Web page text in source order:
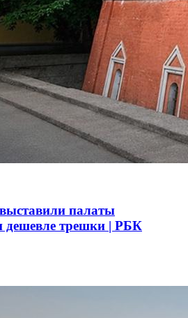
палаты
дешевле трешки | РБК